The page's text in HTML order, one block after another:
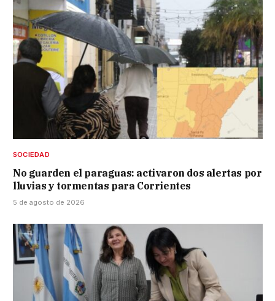
SOCIEDAD
No guarden el paraguas: activaron dos alertas por
lluvias y tormentas para Corrientes
5 de agosto de 2026